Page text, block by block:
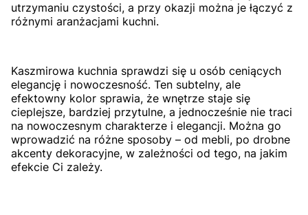
utrzymaniu czystości, a przy okazji można je łączyć z
różnymi aranżacjami kuchni.
Kaszmirowa kuchnia sprawdzi się u osób ceniących
elegancję i nowoczesność. Ten subtelny, ale
efektowny kolor sprawia, że wnętrze staje się
cieplejsze, bardziej przytulne, a jednocześnie nie traci
na nowoczesnym charakterze i elegancji. Można go
wprowadzić na różne sposoby – od mebli, po drobne
akcenty dekoracyjne, w zależności od tego, na jakim
efekcie Ci zależy.